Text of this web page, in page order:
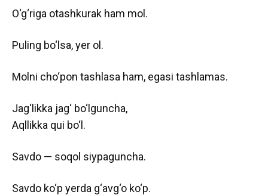
O‘g‘riga otashkurak ham mol.
Puling bo‘lsa, yer ol.
Molni cho‘pon tashlasa ham, egasi tashlamas.
Jag‘likka jag‘ bo‘lguncha,
Aqllikka qui bo‘l.
Savdo — soqol siypaguncha.
Savdo ko‘p yerda g‘avg‘o ko‘p.